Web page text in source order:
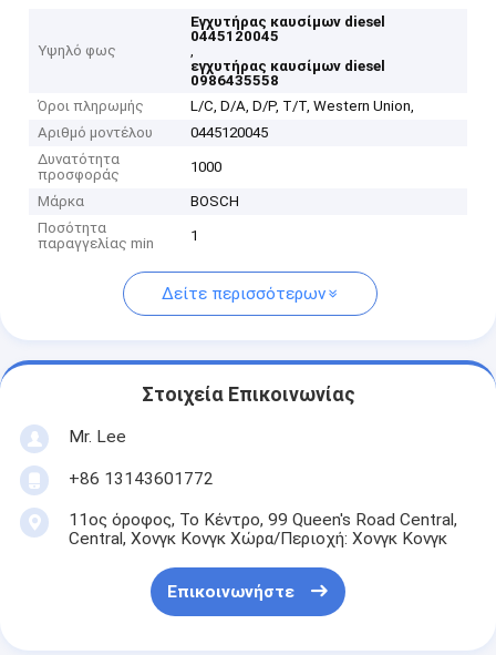
Υψηλό φως
Εγχυτήρας καυσίμων diesel
0445120045
,
εγχυτήρας καυσίμων diesel
0986435558
Όροι πληρωμής
L/C, D/A, D/P, T/T, Western Union,
Αριθμό μοντέλου
0445120045
Δυνατότητα
προσφοράς
1000
Μάρκα
BOSCH
Ποσότητα
παραγγελίας min
1
Δείτε περισσότερων
Στοιχεία Επικοινωνίας
Mr. Lee
+86 13143601772
11ος όροφος, Το Κέντρο, 99 Queen's Road Central,
Central, Χονγκ Κονγκ Χώρα/Περιοχή: Χονγκ Κονγκ
Επικοινωνήστε